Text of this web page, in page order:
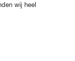
wij heel